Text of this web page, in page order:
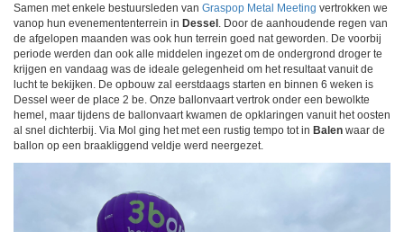
Samen met enkele bestuursleden van Graspop Metal Meeting vertrokken we
vanop hun evenemententerrein in Dessel . Door de aanhoudende regen van
de afgelopen maanden was ook hun terrein goed nat geworden. De voorbij
periode werden dan ook alle middelen ingezet om de ondergrond droger te
krijgen en vandaag was de ideale gelegenheid om het resultaat vanuit de
lucht te bekijken. De opbouw zal eerstdaags starten en binnen 6 weken is
Dessel weer de place 2 be. Onze ballonvaart vertrok onder een bewolkte
hemel, maar tijdens de ballonvaart kwamen de opklaringen vanuit het oosten
al snel dichterbij. Via Mol ging het met een rustig tempo tot in Balen waar de
ballon op een braakliggend veldje werd neergezet.